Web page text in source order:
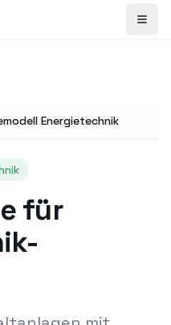
Energietechnik
für